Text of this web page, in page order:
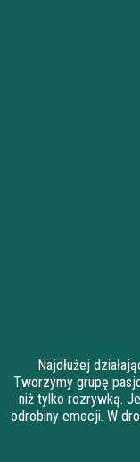
Najdłużej
Tworzymy grupę
niż tylko rozrywką.
odrobiny emocji. W